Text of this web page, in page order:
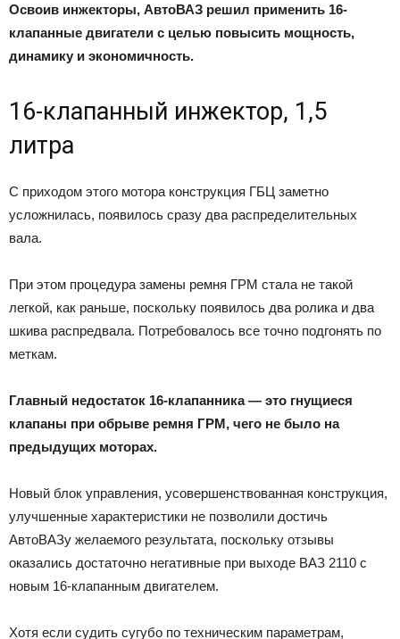
Освоив инжекторы, АвтоВАЗ решил применить 16-
клапанные двигатели с целью повысить мощность,
динамику и экономичность.
16-клапанный инжектор, 1,5
литра
С приходом этого мотора конструкция ГБЦ заметно
усложнилась, появилось сразу два распределительных
вала.
При этом процедура замены ремня ГРМ стала не такой
легкой, как раньше, поскольку появилось два ролика и два
шкива распредвала. Потребовалось все точно подгонять по
меткам.
Главный недостаток 16-клапанника — это гнущиеся
клапаны при обрыве ремня ГРМ, чего не было на
предыдущих моторах.
Новый блок управления, усовершенствованная конструкция,
улучшенные характеристики не позволили достичь
АвтоВАЗу желаемого результата, поскольку отзывы
оказались достаточно негативные при выходе ВАЗ 2110 с
новым 16-клапанным двигателем.
Хотя если судить сугубо по техническим параметрам,